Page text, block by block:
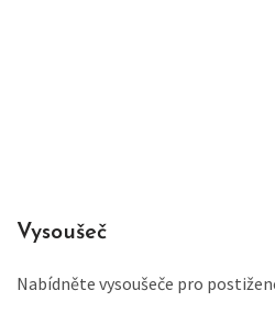
Vysoušeč
Nabídněte vysoušeče pro